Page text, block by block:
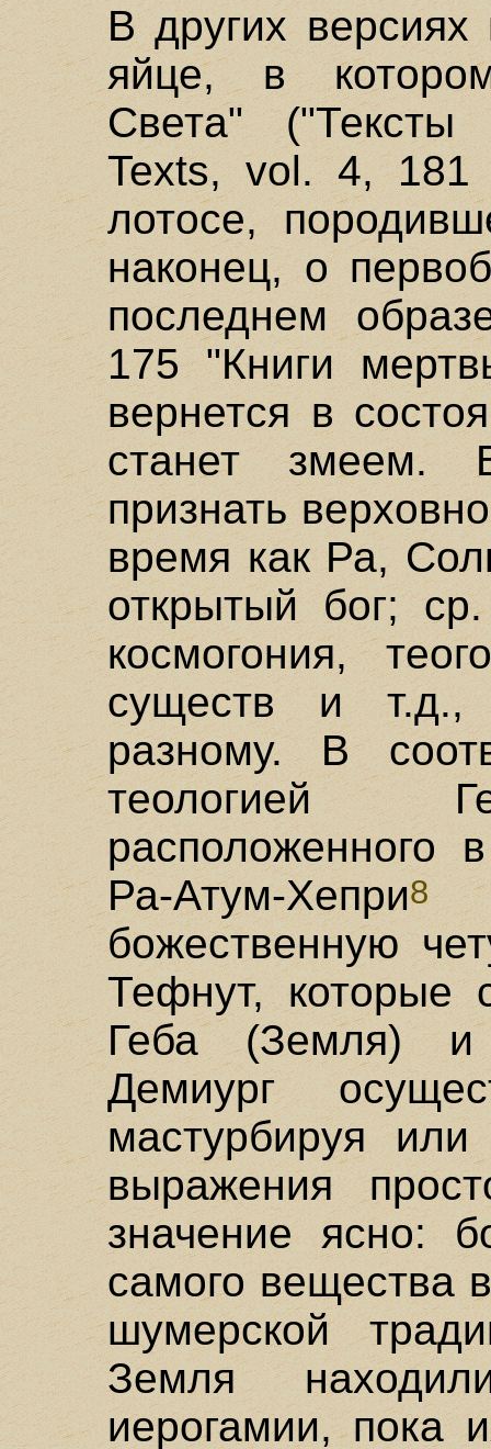
В других версиях
яйце, в
Света"
Texts, vol. 4, 181
лотосе,
наконец, о
последнем
175 "Книги
вернется в
станет
признать
время как Ра,
открытый бог;
космогония,
существ и т.д.,
разному. В
теологией
расположенного
Ра-Атум-Хепри8
божественную
Тефнут, которые
Геба (Земля)
Демиург
мастурбируя
выражения
значение ясно:
самого вещества
шумерской
Земля
иерогамии, пока